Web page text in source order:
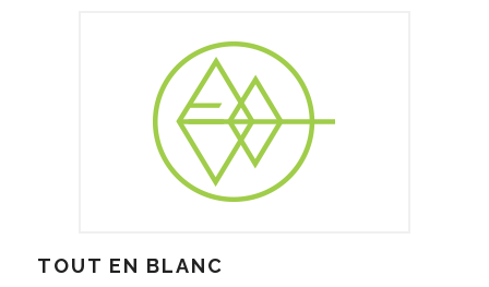
TOUT EN BLANC